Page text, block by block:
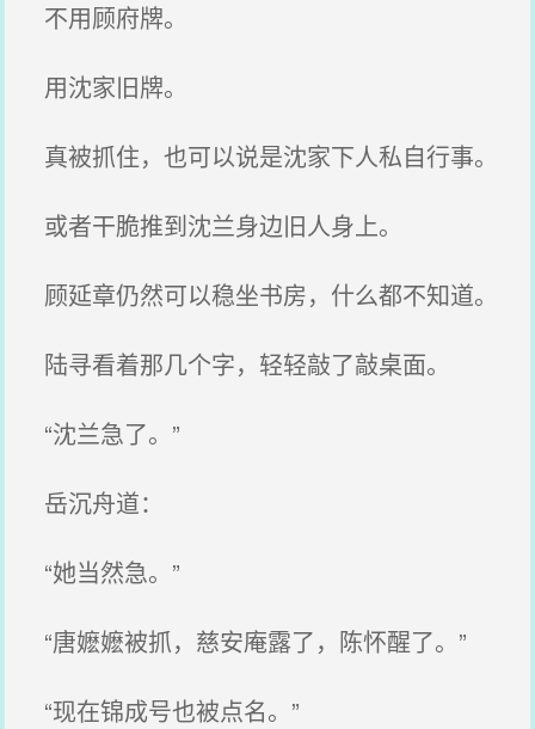
不用顾府牌。
用沈家旧牌。
真被抓住，也可以说是沈家下人私自行事。
或者干脆推到沈兰身边旧人身上。
顾延章仍然可以稳坐书房，什么都不知道。
陆寻看着那几个字，轻轻敲了敲桌面。
“沈兰急了。”
岳沉舟道：
“她当然急。”
“唐嬷嬷被抓，慈安庵露了，陈怀醒了。”
“现在锦成号也被点名。”